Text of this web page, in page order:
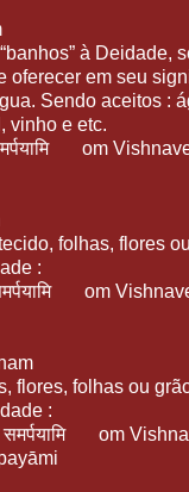
à Deidade,
oferecer em seu
Sendo aceitos :
vinho e etc.
om Vishnave
folhas, flores
:
om Vishnave
flores, folhas ou
:
समर्पयामिom